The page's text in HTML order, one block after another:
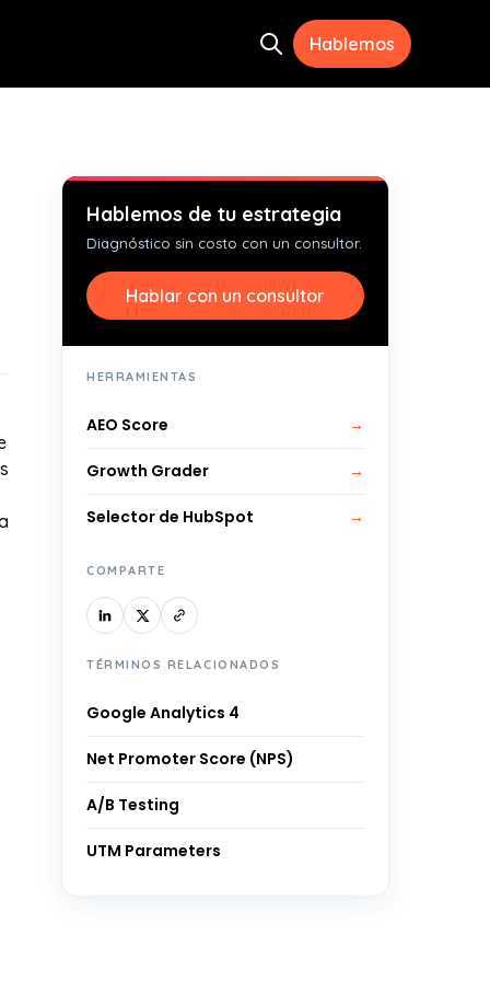
Open search
Hablemos
Hablemos de tu estrategia
Diagnóstico sin costo con un consultor.
Hablar con un consultor
HERRAMIENTAS
AEO Score →
Growth Grader →
Selector de HubSpot →
COMPARTE
TÉRMINOS RELACIONADOS
Google Analytics 4
Net Promoter Score (NPS)
A/B Testing
UTM Parameters